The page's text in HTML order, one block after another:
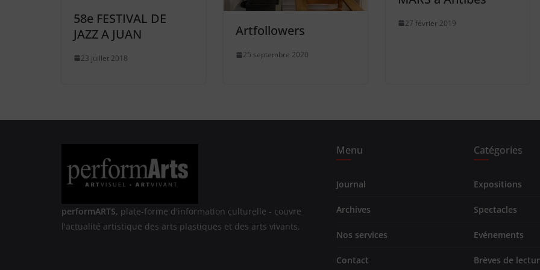
58e FESTIVAL DE
JAZZ A JUAN
23 juillet 2018
Artfollowers
25 septembre 2020
27 février 2019
performARTS, plate-forme d'information culturelle - couvre
l'actualité artistique des arts plastiques et des arts vivants.
Menu
Journal
Archives
Nos services
Contact
Catégories
Expositions
Spectacles
Evénements
Brèves de